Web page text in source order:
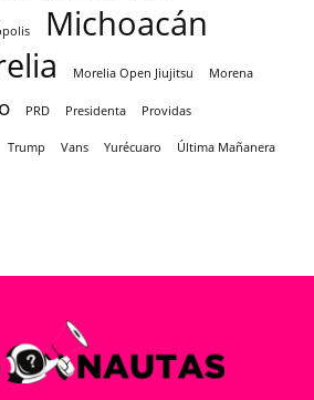
Michoacán
Morelia Open Jiujitsu Morena
PRD Presidenta Providas
Trump Vans Yurécuaro Última Mañanera